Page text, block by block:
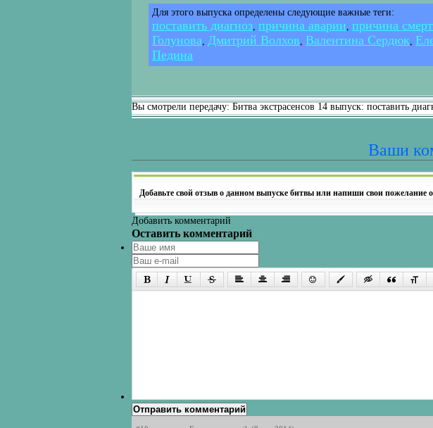
Для этого выпуска определены следующие важные теги:
поставить диагноз,причина аварии,причина
Голунова,Дмитрий Волхов,Валентина Сердюк,
Педина
Вы смотрели передачу: Битва экстрасенсов 14 выпуск: поставить
Ваши
Добавьте свой отзыв о данном выпуске битвы или напиши свои пожелание
Добавить комментарий
Оставить комментарий
Отправить комментарий